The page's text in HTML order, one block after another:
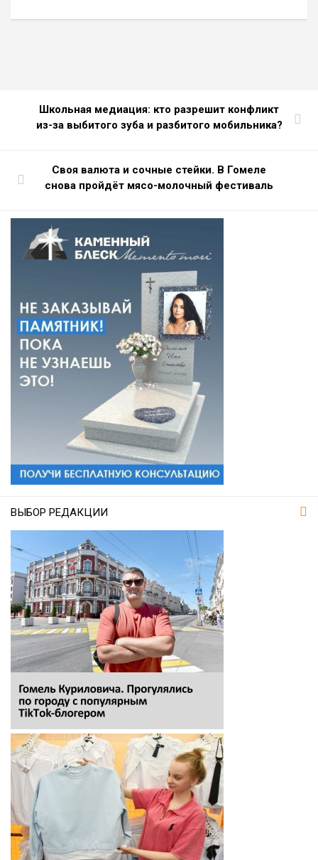
Школьная медиация: кто разрешит конфликт
из-за выбитого зуба и разбитого мобильника?
Своя валюта и сочные стейки. В Гомеле
снова пройдёт мясо-молочный фестиваль
ВЫБОР РЕДАКЦИИ